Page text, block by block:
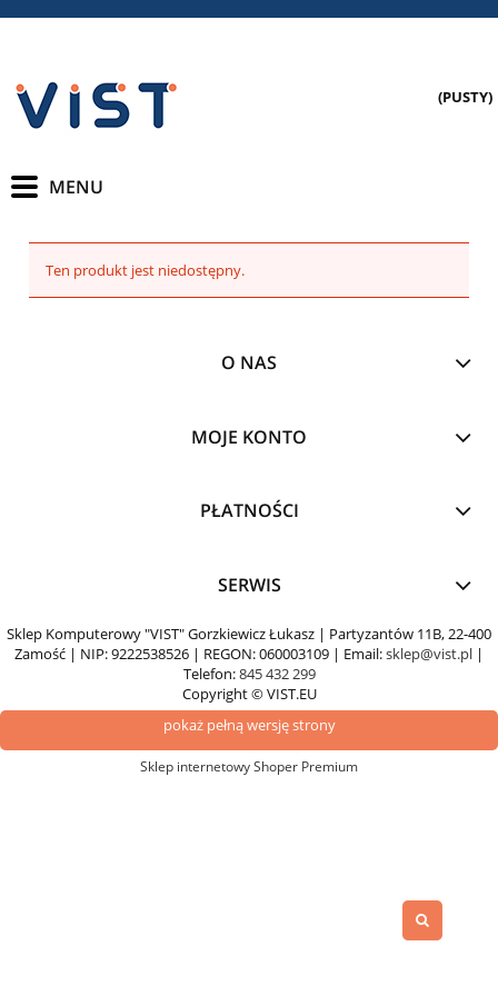
(PUSTY)
Ten produkt jest niedostępny.
O NAS
MOJE KONTO
PŁATNOŚCI
SERWIS
Sklep Komputerowy "VIST" Gorzkiewicz Łukasz | Partyzantów 11B, 22-400
Zamość | NIP: 9222538526 | REGON: 060003109 | Email:sklep@vist.pl |
Telefon:845 432 299
Copyright © VIST.EU
pokaż pełną wersję strony
Sklep internetowy Shoper Premium